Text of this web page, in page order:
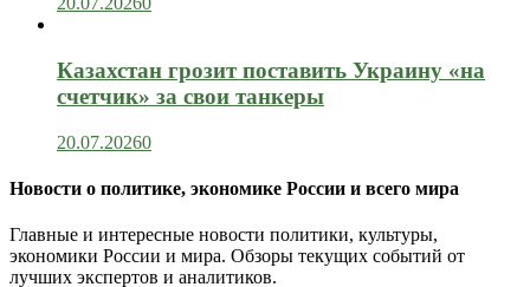
Казахстан грозит поставить Украину «на
счетчик» за свои танкеры
20.07.20260
Новости о политике, экономике России и всего мира
Главные и интересные новости политики, культуры,
экономики России и мира. Обзоры текущих событий от
лучших экспертов и аналитиков.